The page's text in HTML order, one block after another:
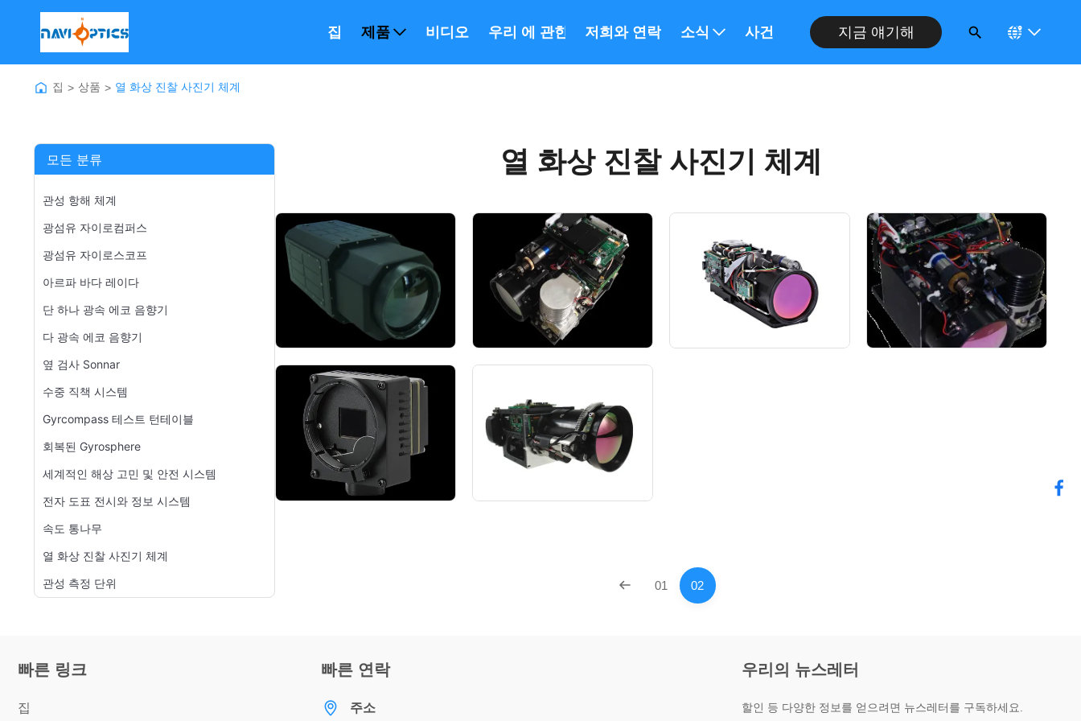
집 제품 비디오 우리 에 관한 것저희와 연락 소식 사건 지금 얘기해
집 > 상품 > 열 화상 진찰 사진기 체계
모든 분류
관성 항해 체계
광섬유 자이로컴퍼스
광섬유 자이로스코프
아르파 바다 레이다
단 하나 광속 에코 음향기
다 광속 에코 음향기
옆 검사 Sonnar
수중 직책 시스템
Gyrcompass 테스트 턴테이블
회복된 Gyrosphere
세계적인 해상 고민 및 안전 시스템
전자 도표 전시와 정보 시스템
속도 통나무
열 화상 진찰 사진기 체계
관성 측정 단위
열 화상 진찰 사진기 체계
01 02
빠른 링크
집
빠른 연락
주소
우리의 뉴스레터
할인 등 다양한 정보를 얻으려면 뉴스레터를 구독하세요.